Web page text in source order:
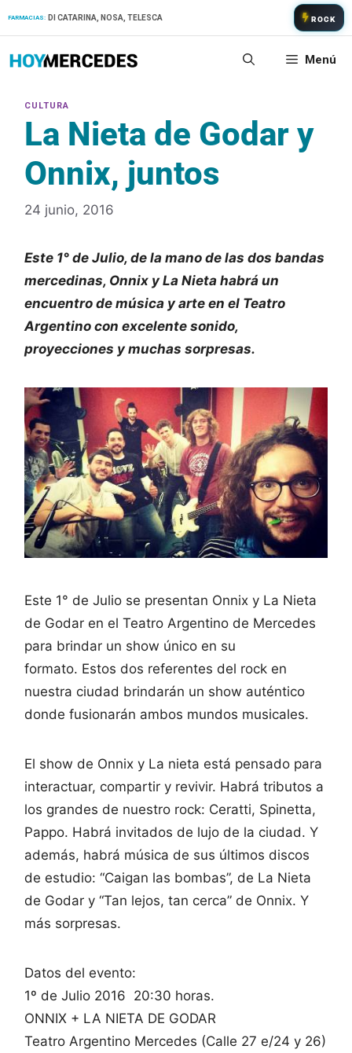
FARMACIAS: DI CATARINA, NOSA, TELESCA ROCK
Menú
La Nieta de Godar y
Onnix, juntos
24 junio, 2016
Este 1° de Julio, de la mano de las dos bandas
mercedinas, Onnix y La Nieta habrá un
encuentro de música y arte en el Teatro
Argentino con excelente sonido,
proyecciones y muchas sorpresas.
Este 1° de Julio se presentan Onnix y La Nieta
de Godar en el Teatro Argentino de Mercedes
para brindar un show único en su
formato. Estos dos referentes del rock en
nuestra ciudad brindarán un show auténtico
donde fusionarán ambos mundos musicales.
El show de Onnix y La nieta está pensado para
interactuar, compartir y revivir. Habrá tributos a
los grandes de nuestro rock: Ceratti, Spinetta,
Pappo. Habrá invitados de lujo de la ciudad. Y
además, habrá música de sus últimos discos
de estudio: “Caigan las bombas”, de La Nieta
de Godar y “Tan lejos, tan cerca” de Onnix. Y
más sorpresas.
Datos del evento:
1º de Julio 2016 20:30 horas.
ONNIX + LA NIETA DE GODAR
Teatro Argentino Mercedes (Calle 27 e/24 y 26)